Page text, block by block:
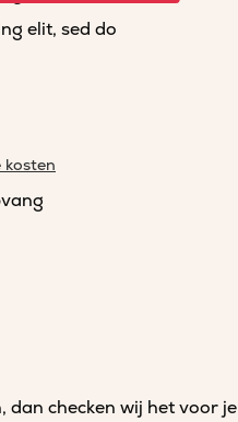
elit, sed do
kosten
dan checken wij het voor je